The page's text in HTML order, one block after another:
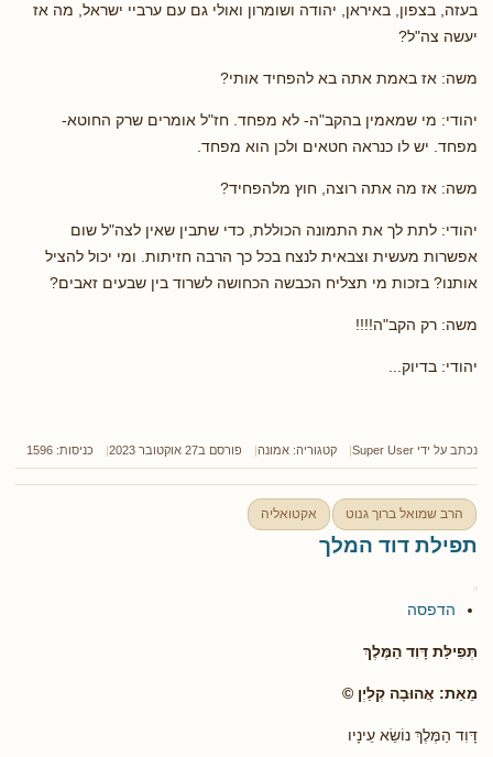
בעזה, בצפון, באיראן, יהודה ושומרון ואולי גם עם ערביי ישראל, מה אז
יעשה צה"ל?
משה: אז באמת אתה בא להפחיד אותי?
יהודי: מי שמאמין בהקב"ה- לא מפחד. חז"ל אומרים שרק החוטא-
מפחד. יש לו כנראה חטאים ולכן הוא מפחד.
משה: אז מה אתה רוצה, חוץ מלהפחיד?
יהודי: לתת לך את התמונה הכוללת, כדי שתבין שאין לצה"ל שום
אפשרות מעשית וצבאית לנצח בכל כך הרבה חזיתות. ומי יכול להציל
אותנו? בזכות מי תצליח הכבשה הכחושה לשרוד בין שבעים זאבים?
משה: רק הקב"ה!!!!
יהודי: בדיוק...
נכתב על ידי Super User קטגוריה: אמונה פורסם ב27 אוקטובר 2023 כניסות: 1596
הרב שמואל ברוך גנוט אקטואליה
תפילת דוד המלך
הדפסה
תְּפִילַּת דָּוִד הַמֶּלֶךְ
מֵאֵת: אֲהוּבָה קְלַיְן ©
דָּוִד הַמֶּלֶךְ נוֹשֵׂא עֵינָיו